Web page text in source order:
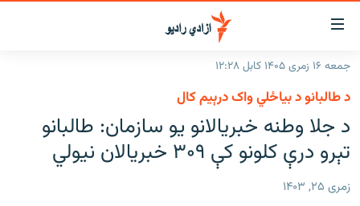
د
لاسرسۍ
وړ
لېنکونه
متن
ته
ورتلل
اصلي
راپورونه
افغانستانخبرونه
افغانستان
د خپرونو جدول
مرکې
جمعه ۱۶ زمری ۱۴۰۵ کابل ۱۲:۲۸
د طالبانو د بیاځلي واک درېیم کال
د جلا وطنه خبريالانو يو سازمان: طالبانو
تېرو درې کلونو کې ۳۰۹ خبريالان نيولي
زمری ۲۵, ۱۴۰۳